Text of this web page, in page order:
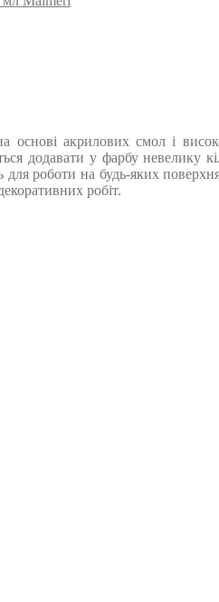
основі акрилових смол і
додавати у фарбу невелику
роботи на будь-яких
робіт.